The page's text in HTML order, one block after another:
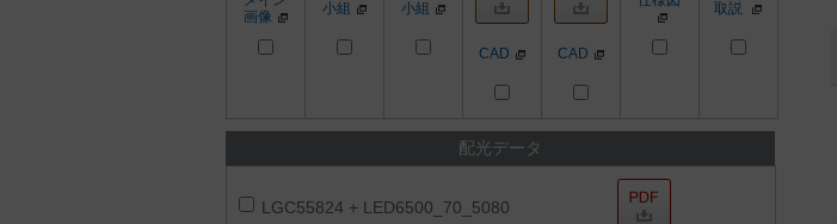
画像
小組 小組 取説
CAD CAD
配光データ
LGC55824 + LED6500_70_5080